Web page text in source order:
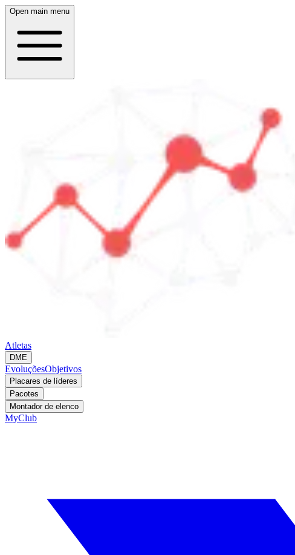
Open main menu
Atletas
DME
EvoluçõesObjetivos
Placares de líderes
Pacotes
Montador de elenco
MyClub